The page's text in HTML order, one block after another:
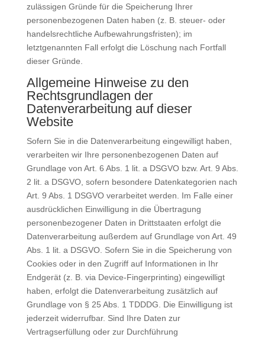
zulässigen Gründe für die Speicherung Ihrer
personenbezogenen Daten haben (z. B. steuer- oder
handelsrechtliche Aufbewahrungsfristen); im
letztgenannten Fall erfolgt die Löschung nach Fortfall
dieser Gründe.
Allgemeine Hinweise zu den
Rechtsgrundlagen der
Datenverarbeitung auf dieser
Website
Sofern Sie in die Datenverarbeitung eingewilligt haben,
verarbeiten wir Ihre personenbezogenen Daten auf
Grundlage von Art. 6 Abs. 1 lit. a DSGVO bzw. Art. 9 Abs.
2 lit. a DSGVO, sofern besondere Datenkategorien nach
Art. 9 Abs. 1 DSGVO verarbeitet werden. Im Falle einer
ausdrücklichen Einwilligung in die Übertragung
personenbezogener Daten in Drittstaaten erfolgt die
Datenverarbeitung außerdem auf Grundlage von Art. 49
Abs. 1 lit. a DSGVO. Sofern Sie in die Speicherung von
Cookies oder in den Zugriff auf Informationen in Ihr
Endgerät (z. B. via Device-Fingerprinting) eingewilligt
haben, erfolgt die Datenverarbeitung zusätzlich auf
Grundlage von § 25 Abs. 1 TDDDG. Die Einwilligung ist
jederzeit widerrufbar. Sind Ihre Daten zur
Vertragserfüllung oder zur Durchführung